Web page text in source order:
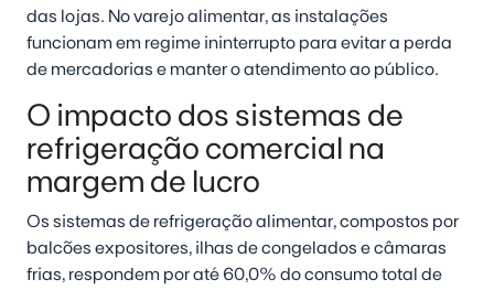
das lojas. No varejo alimentar, as instalações
funcionam em regime ininterrupto para evitar a perda
de mercadorias e manter o atendimento ao público.
O impacto dos sistemas de
refrigeração comercial na
margem de lucro
Os sistemas de refrigeração alimentar, compostos por
balcões expositores, ilhas de congelados e câmaras
frias, respondem por até 60,0% do consumo total de